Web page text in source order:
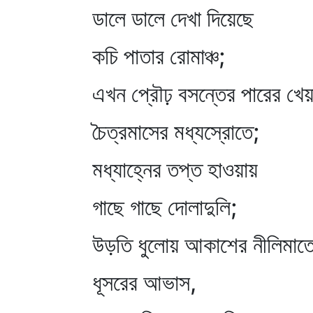
ডালে ডালে দেখা দিয়েছে
কচি পাতার রোমাঞ্চ;
এখন প্রৌঢ় বসন্তের পারের
চৈত্রমাসের মধ্যস্রোতে;
মধ্যাহ্নের তপ্ত হাওয়ায়
গাছে গাছে দোলাদুলি;
উড়তি ধুলোয় আকাশের
ধূসরের আভাস,